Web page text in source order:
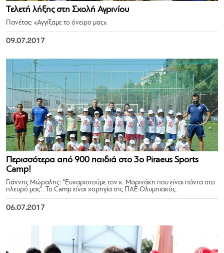
Τελετή λήξης στη Σχολή Αγρινίου
Πανέτας: «Αγγίξαμε το όνειρο μας».
09.07.2017
Περισσότερα από 900 παιδιά στο 3ο Piraeus Sports
Camp!
Γιάννης Μώραλης: “Ευχαριστούμε τον κ. Μαρινάκη που είναι πάντα στο
πλευρό μας”. Το Camp είναι χορηγία της ΠΑΕ Ολυμπιακός.
06.07.2017